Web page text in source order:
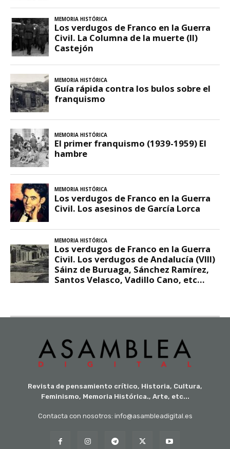
Revista de pensamiento crítico, Historia, Cultura,
Feminismo, Memoria Histórica., Arte, etc...
Contacta con nosotros: info@asambleadigital.es